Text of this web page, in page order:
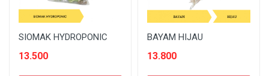
SIOMAK HYDROPONIC
13.500
BAYAM HIJAU
13.800